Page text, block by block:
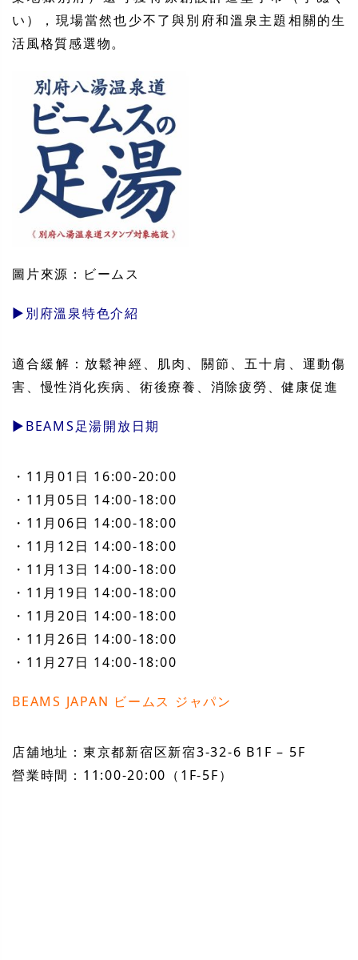
い），現場當然也少不了與別府和溫泉主題相關的生
活風格質感選物。
圖片來源：ビームス
▶︎別府溫泉特色介紹
適合緩解：放鬆神經、肌肉、關節、五十肩、運動傷
害、慢性消化疾病、術後療養、消除疲勞、健康促進
▶︎BEAMS足湯開放日期
・11月01日 16:00-20:00
・11月05日 14:00-18:00
・11月06日 14:00-18:00
・11月12日 14:00-18:00
・11月13日 14:00-18:00
・11月19日 14:00-18:00
・11月20日 14:00-18:00
・11月26日 14:00-18:00
・11月27日 14:00-18:00
BEAMS JAPAN ビームス ジャパン
店舖地址：東京都新宿区新宿3-32-6 B1F – 5F
營業時間：11:00-20:00（1F-5F）